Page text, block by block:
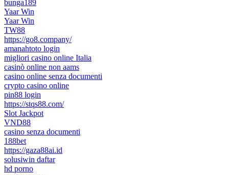
bunga189
Yaar Win
Yaar Win
TW88
https://go8.company/
amanahtoto login
migliori casino online Italia
casinò online non aams
casino online senza documenti
crypto casino online
pin88 login
https://stqs88.com/
Slot Jackpot
VND88
casino senza documenti
188bet
https://gaza88ai.id
solusiwin daftar
hd porno